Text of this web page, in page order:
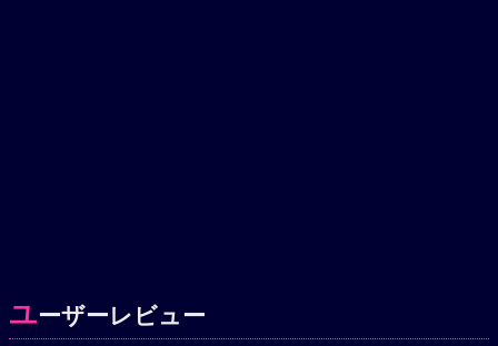
ユーザーレビュー